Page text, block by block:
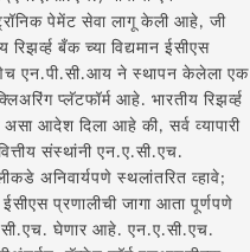
पेमेंट सेवा लागू केली आहे, जी
रिझर्व्ह बँक च्या विद्यमान ईसीएस
एन.पी.सी.आय ने स्थापन केलेला एक
प्लॅटफॉर्म आहे. भारतीय रिझर्व्ह
आदेश दिला आहे की, सर्व व्यापारी
संस्थांनी एन.ए.सी.एच.
अनिवार्यपणे स्थलांतरित व्हावे;
प्रणालीची जागा आता पूर्णपणे
घेणार आहे. एन.ए.सी.एच.